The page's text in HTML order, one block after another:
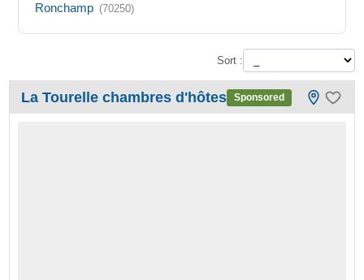
Ronchamp (70250)
Sort :
La Tourelle chambres d'hôtes Sponsored